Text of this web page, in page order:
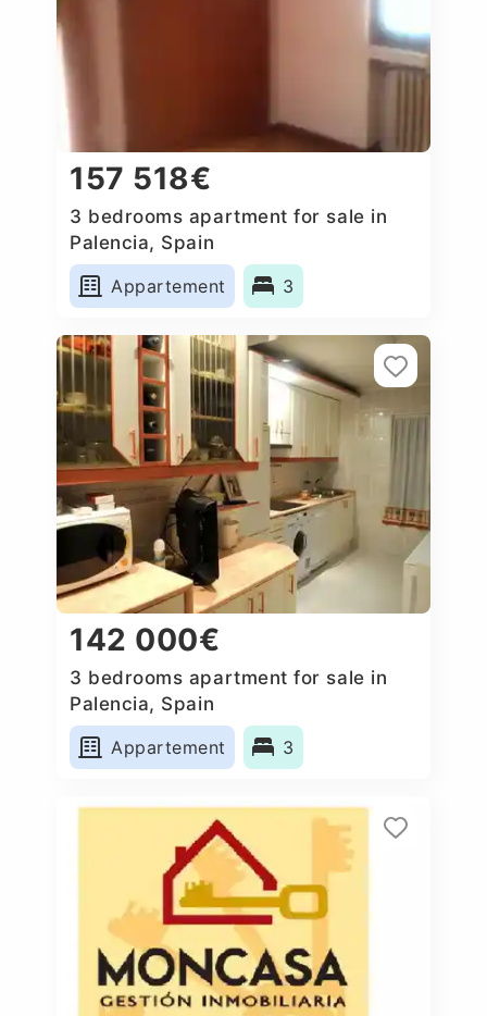
157 518€
3 bedrooms apartment for sale in
Palencia, Spain
Appartement
3
142 000€
3 bedrooms apartment for sale in
Palencia, Spain
Appartement
3